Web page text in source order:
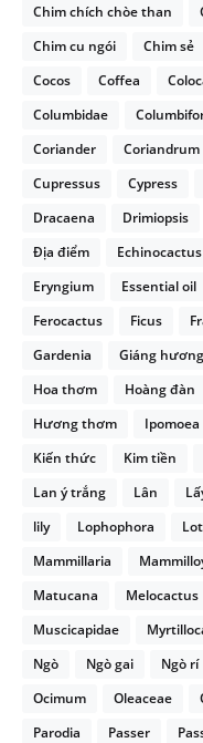
Chim chích chòe than
Chim cu ngói
Chim sẻ
Cocos
Coffea
Columbidae
Coriander
Coriandrum
Cupressus
Cypress
Dracaena
Drimiopsis
Địa điểm
Echinocactus
Eryngium
Essential oil
Ferocactus
Ficus
Gardenia
Giáng hương
Hoa thơm
Hoàng đàn
Hương thơm
Ipomoea
Kiến thức
Kim tiền
Lan ý trắng
Lân
lily
Lophophora
Mammillaria
Matucana
Melocactus
Muscicapidae
Ngò
Ngò gai Ngò rí
Ocimum
Oleaceae
Parodia
Passer